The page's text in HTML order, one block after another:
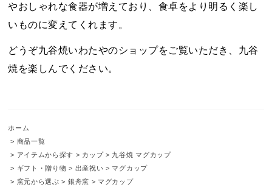
やおしゃれな食器が増えており、食卓をより明るく楽し
いものに変えてくれます。
どうぞ九谷焼いわたやのショップをご覧いただき、九谷
焼を楽しんでください。
ホーム
> 商品一覧
> アイテムから探す > カップ> 九谷焼 マグカップ
> ギフト・贈り物 > 出産祝い > マグカップ
> 窯元から選ぶ > 銀舟窯 > マグカップ